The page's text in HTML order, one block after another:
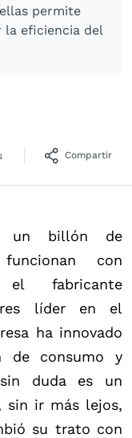
permite
la eficiencia del
Compartir
un billón de
con
el fabricante
líder en el
ha innovado
de consumo y
duda es un
sin ir más lejos,
su trato con